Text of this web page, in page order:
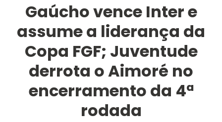
Gaúcho vence Inter e
assume a liderança da
Copa FGF; Juventude
derrota o Aimoré no
encerramento da 4ª
rodada